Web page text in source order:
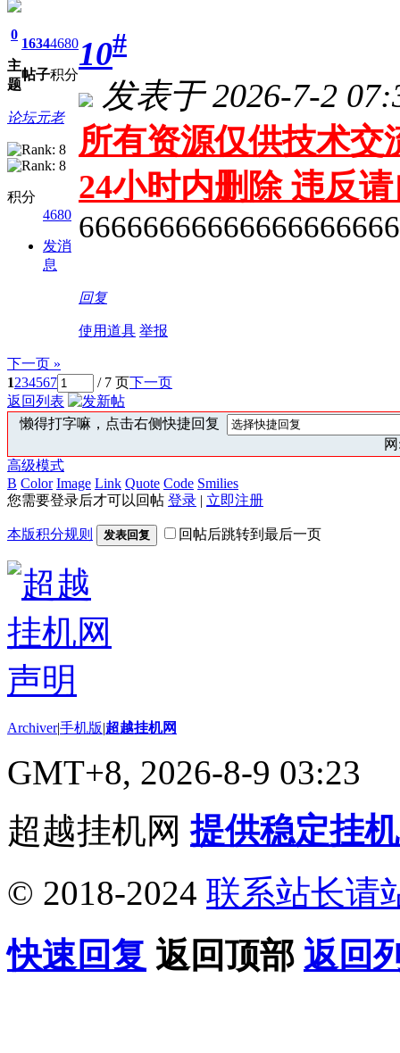
0
主
题
1634
帖子
4680
积分
论坛元老
积分
4680
发消
息
10#
发表于 2026-7-2
所有资源仅供技术交
24小时内删除 违反
回复
使用道具 举报
下一页 »
1234567 / 7 页下一页
返回列表
懒得打字嘛，点击右侧快捷回复
高级模式
B Color Image Link Quote Code Smilies
您需要登录后才可以回帖 登录 | 立即注册
本版积分规则 发表回复 回帖后跳转到最后一页
Archiver|手机版|超越挂机网
GMT+8, 2026-8-9 03:23
超越挂机网提供稳定挂
© 2018-2024 联系站长请
快速回复 返回顶部 返回